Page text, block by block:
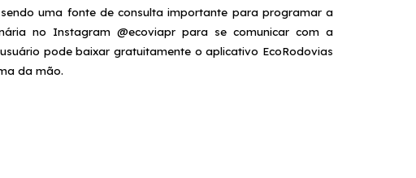
uma fonte de consulta importante para programar a
no Instagram @ecoviapr para se comunicar com a
pode baixar gratuitamente o aplicativo EcoRodovias
da mão.